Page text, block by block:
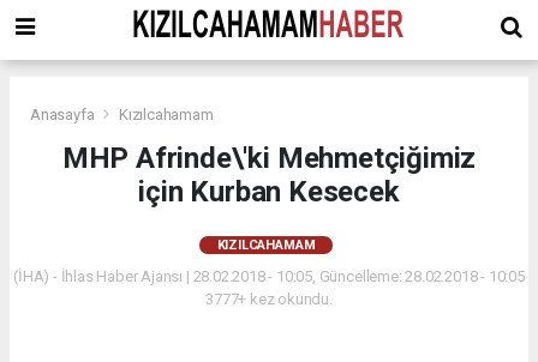
Anasayfa Kızılcahamam
MHP Afrinde\'ki Mehmetçiğimiz
için Kurban Kesecek
KIZILCAHAMAM
(İHA) - İhlas Haber Ajansı | 28.02.2018 - 10:05, Güncelleme: 28.02.2018 - 10:05
3777+ kez okundu.